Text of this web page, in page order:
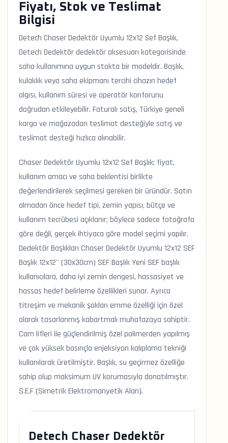
Fiyatı, Stok ve Teslimat
Bilgisi
Detech Chaser Dedektör Uyumlu 12x12 Sef Başlık,
Detech Dedektör dedektör aksesuarı kategorisinde
saha kullanımına uygun stokta bir modeldir. Başlık,
kulaklık veya saha ekipmanı tercihi cihazın hedef
algısı, kullanım süresi ve operatör konforunu
doğrudan etkileyebilir. Faturalı satış, Türkiye geneli
kargo ve mağazadan teslimat desteğiyle satış ve
teslimat desteği hızlıca alınabilir.
Chaser Dedektör Uyumlu 12x12 Sef Başlık; fiyat,
kullanım amacı ve saha beklentisi birlikte
değerlendirilerek seçilmesi gereken bir üründür. Satın
almadan önce hedef tipi, zemin yapısı, bütçe ve
kullanım tecrübesi açıklanır; böylece sadece fotoğrafa
göre değil, gerçek ihtiyaca göre model seçimi yapılır.
Dedektör Başlıkları Chaser Dedektör Uyumlu 12x12 SEF
Başlık 12x12'' (30x30cm) SEF Başlık Yeni SEF başlık
kullanıcılara, daha iyi zemin dengesi, hassasiyet ve
hassas hedef belirleme özellikleri sunar. Ayrıca
titreşim ve mekanik şokları emme özelliği için özel
olarak tasarlanmış kabartmalı muhafazaya sahiptir.
Cam lifleri ile güçlendirilmiş özel polimerden yapılmış
ve çok yüksek basınçla enjeksiyon kalıplama tekniği
kullanılarak üretilmiştir. Başlık, su geçirmez özelliğe
sahip olup maksimum UV korumasıyla donatılmıştır.
S.E.F (Simetrik Elektromanyetik Alan).
Detech Chaser Dedektör